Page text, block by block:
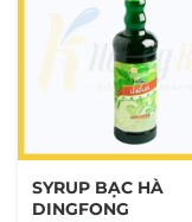
BỘT PHA CHẾ
23 Sản Phẩm
TOPPING
29 Sản Phẩm
SYRUP BẠC HÀ
DINGFONG